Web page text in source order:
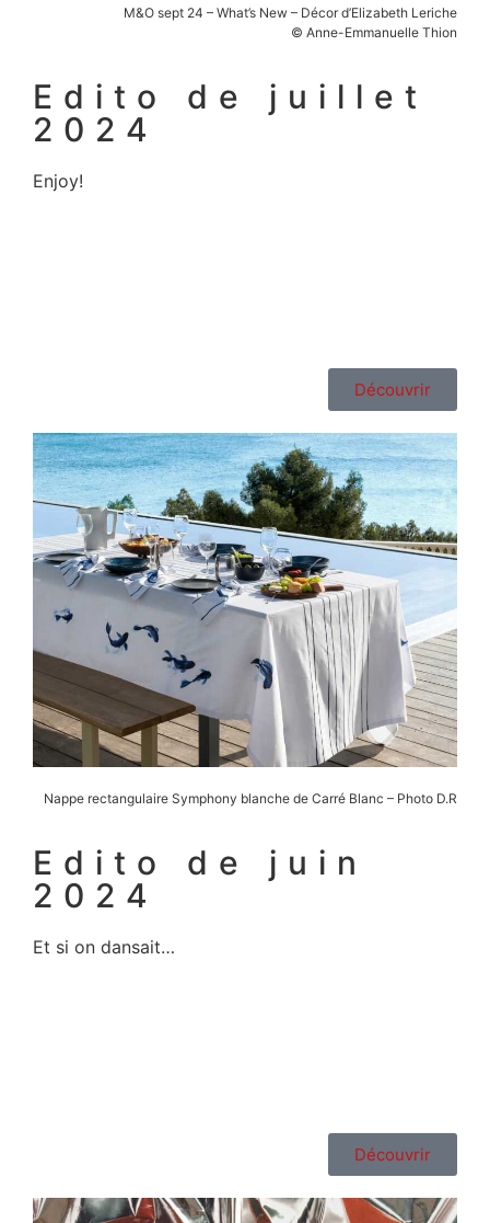
M&O sept 24 – What’s New – Décor d’Elizabeth Leriche
© Anne-Emmanuelle Thion
Edito de juillet
2024
Enjoy!
Découvrir
Nappe rectangulaire Symphony blanche de Carré Blanc – Photo D.R
Edito de juin
2024
Et si on dansait…
Découvrir